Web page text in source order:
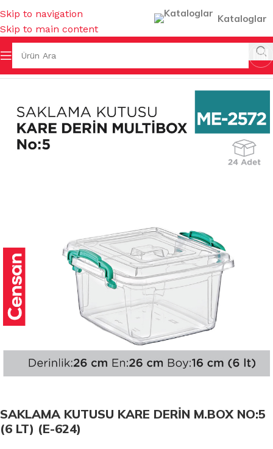
Skip to navigation
Skip to main content
Kataloglar
EŞYALARI SAKLAMA KUTULARI & BAKLİYAT KOVALARI
SAKLAMA KUTUSU KARE DERİN M.BOX NO:5
(6 LT) (E-624)